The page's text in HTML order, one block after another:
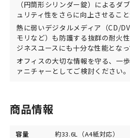
（円筒形シリンダー錠）によるダ
ュリティ性をさらに向上させること
熱に弱いデジタルメディア（CD/
モリなど）も防護する抜群の耐火
ジネスユースにも十分な性能となっ
オフィスの大切な情報を守る、一
ァニチャーとしてご検討ください。
商品情報
容量
約33.6L（A4紙対応）